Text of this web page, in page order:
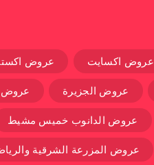
عروض اكسايت عروض
عروض الجزيرة عروض
عروض الدانوب خميس مشيط
عروض المزرعة الشرقية